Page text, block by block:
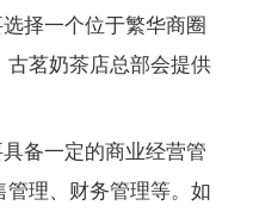
择一个位于繁华商圈
古茗奶茶店总部会提供
备一定的商业经营管
理、财务管理等。如